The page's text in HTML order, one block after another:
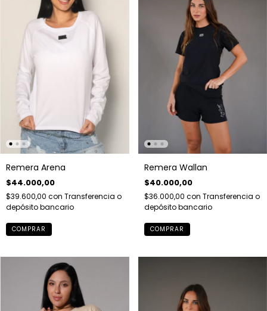
Remera Arena
$44.000,00
$39.600,00 con Transferencia o
depósito bancario
COMPRAR
Remera Wallan
$40.000,00
$36.000,00 con Transferencia o
depósito bancario
COMPRAR